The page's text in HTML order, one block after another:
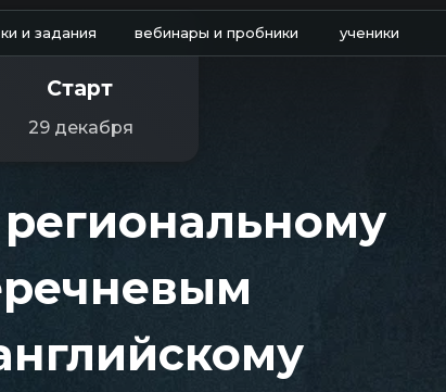
и задания вебинары и пробники ученики
29 декабря
Старт